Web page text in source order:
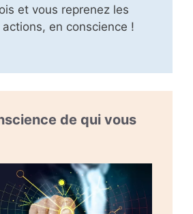
et vous reprenez les
en conscience !
de qui vous